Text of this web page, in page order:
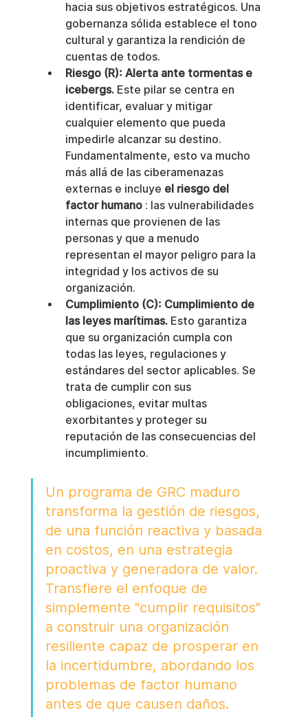
hacia sus objetivos estratégicos. Una
gobernanza sólida establece el tono
cultural y garantiza la rendición de
cuentas de todos.
Riesgo (R): Alerta ante tormentas e
icebergs. Este pilar se centra en
identificar, evaluar y mitigar
cualquier elemento que pueda
impedirle alcanzar su destino.
Fundamentalmente, esto va mucho
más allá de las ciberamenazas
externas e incluye el riesgo del
factor humano : las vulnerabilidades
internas que provienen de las
personas y que a menudo
representan el mayor peligro para la
integridad y los activos de su
organización.
Cumplimiento (C): Cumplimiento de
las leyes marítimas. Esto garantiza
que su organización cumpla con
todas las leyes, regulaciones y
estándares del sector aplicables. Se
trata de cumplir con sus
obligaciones, evitar multas
exorbitantes y proteger su
reputación de las consecuencias del
incumplimiento.
Un programa de GRC maduro
transforma la gestión de riesgos,
de una función reactiva y basada
en costos, en una estrategia
proactiva y generadora de valor.
Transfiere el enfoque de
simplemente "cumplir requisitos"
a construir una organización
resiliente capaz de prosperar en
la incertidumbre, abordando los
problemas de factor humano
antes de que causen daños.